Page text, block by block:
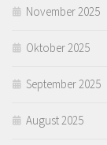
November 2025
Oktober 2025
September 2025
August 2025